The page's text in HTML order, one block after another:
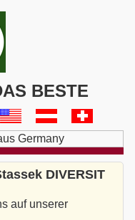
BESTE
DIVERSIT
auf unserer